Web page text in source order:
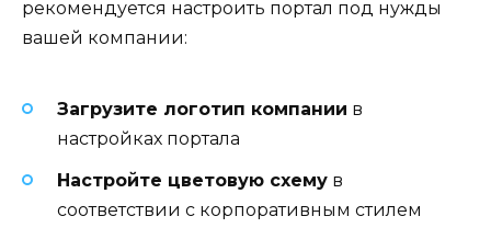
рекомендуется настроить портал под нужды
вашей компании:
Загрузите логотип компании в
настройках портала
Настройте цветовую схему в
соответствии с корпоративным стилем